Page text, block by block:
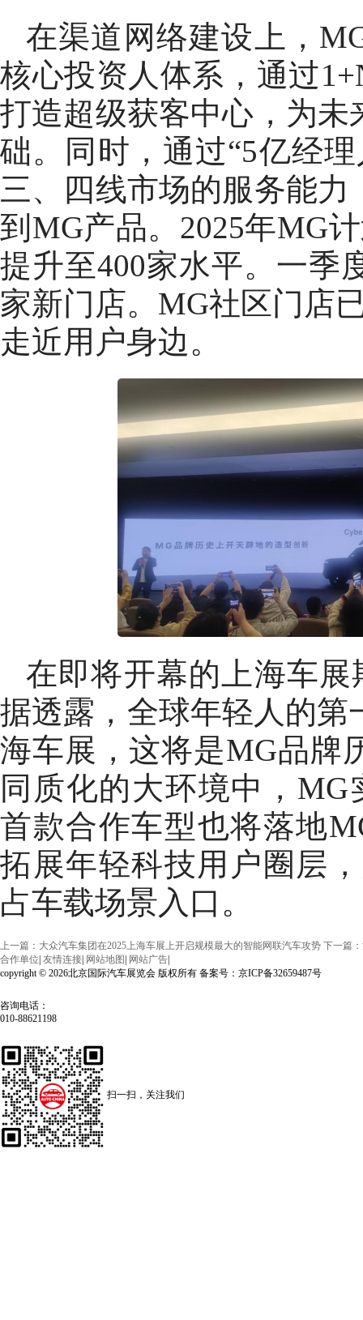
在渠道网络建设上，
核心投资人体系，通过
打造超级获客中心，为
础。同时，通过“5亿经
三、四线市场的服务能
到MG产品。2025年MG
提升至400家水平。一季
家新门店。MG社区门店
走近用户身边。
在即将开幕的上海车
据透露，全球年轻人的第
海车展，这将是MG品牌
同质化的大环境中，MG
首款合作车型也将落地
拓展年轻科技用户圈层
占车载场景入口。
上一篇：大众汽车集团在2025上海车展上开启规模最大的智能网联汽车攻势 下一篇
合作单位| 友情连接| 网站地图| 网站广告|
copyright © 2026北京国际汽车展览会 版权所有 备案号：京ICP备32659487号
咨询电话：
010-88621198
扫一扫，关注我们